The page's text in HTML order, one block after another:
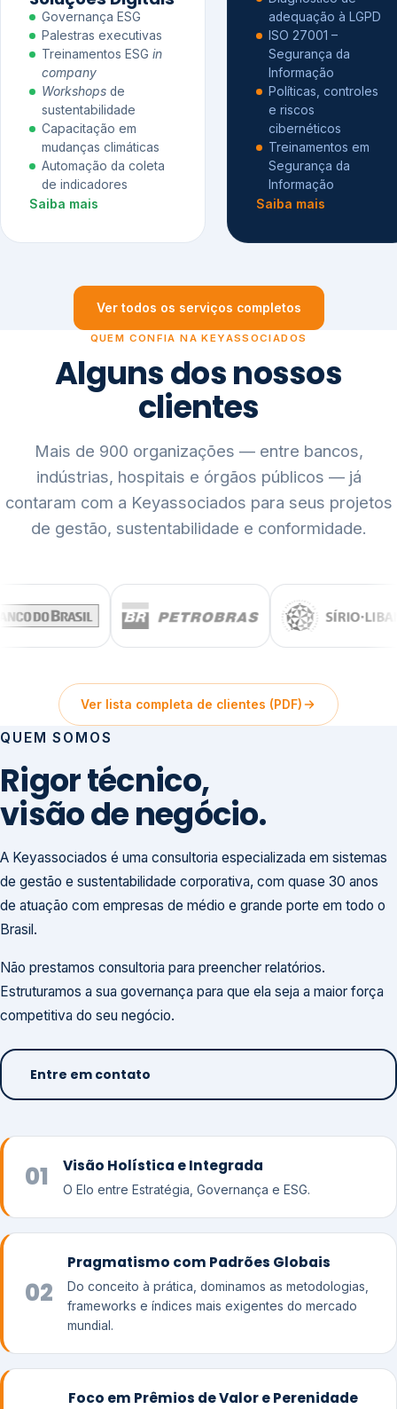
Governança ESG
Palestras executivas
Treinamentos ESG in
company
Workshops de
sustentabilidade
Capacitação em
mudanças climáticas
Automação da coleta
de indicadores
Saiba mais
adequação à LGPD
ISO 27001 –
Segurança da
Informação
Políticas, controles
e riscos
cibernéticos
Treinamentos em
Segurança da
Informação
Saiba mais
Ver todos os serviços completos
QUEM CONFIA NA KEYASSOCIADOS
Alguns dos nossos
clientes
Mais de 900 organizações — entre bancos,
indústrias, hospitais e órgãos públicos — já
contaram com a Keyassociados para seus projetos
de gestão, sustentabilidade e conformidade.
Ver lista completa de clientes (PDF)
QUEM SOMOS
Rigor técnico,
visão de negócio.
A Keyassociados é uma consultoria especializada em sistemas
de gestão e sustentabilidade corporativa, com quase 30 anos
de atuação com empresas de médio e grande porte em todo o
Brasil.
Não prestamos consultoria para preencher relatórios.
Estruturamos a sua governança para que ela seja a maior força
competitiva do seu negócio.
Entre em contato
01 Visão Holística e Integrada
O Elo entre Estratégia, Governança e ESG.
02
Pragmatismo com Padrões Globais
Do conceito à prática, dominamos as metodologias,
frameworks e índices mais exigentes do mercado
mundial.
Foco em Prêmios de Valor e Perenidade